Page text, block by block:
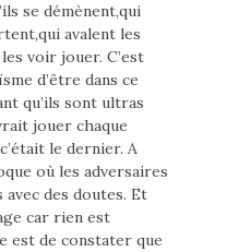
se démènent,qui
avalent les
voir jouer. C’est
d’être dans ce
qu’ils sont ultras
jouer chaque
le dernier. A
où les adversaires
des doutes. Et
car rien est
est de constater que